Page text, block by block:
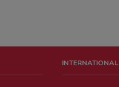
INTERNATIONAL